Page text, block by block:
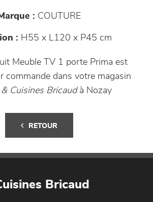
: COUTURE
: H55 x L120 x P45 cm
Meuble TV 1 porte Prima est
commande dans votre magasin
Cuisines Bricaudà Nozay
RETOUR
Bricaud